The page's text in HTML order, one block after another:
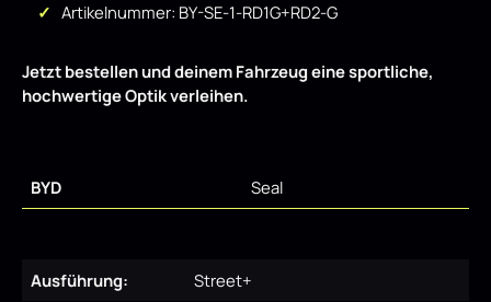
Artikelnummer: BY-SE-1-RD1G+RD2-G
Jetzt bestellen und deinem Fahrzeug eine sportliche,
hochwertige Optik verleihen.
BYD Seal
Ausführung:
Street+